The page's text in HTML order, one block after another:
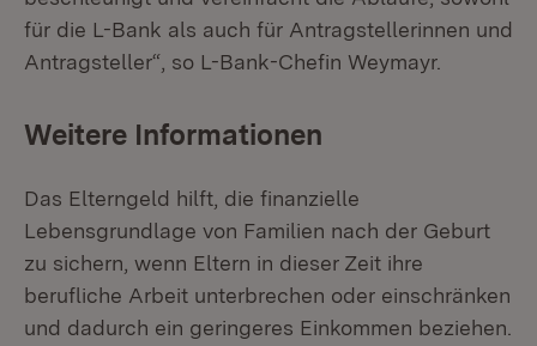
für die L-Bank als auch für Antragstellerinnen und
Antragsteller“, so L-Bank-Chefin Weymayr.
Weitere Informationen
Das Elterngeld hilft, die finanzielle
Lebensgrundlage von Familien nach der Geburt
zu sichern, wenn Eltern in dieser Zeit ihre
berufliche Arbeit unterbrechen oder einschränken
und dadurch ein geringeres Einkommen beziehen.